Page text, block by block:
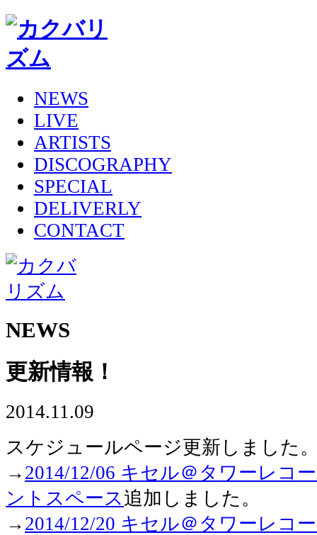
NEWS
LIVE
ARTISTS
DISCOGRAPHY
SPECIAL
DELIVERLY
CONTACT
NEWS
更新情報！
2014.11.09
スケジュールページ更新しました
→ 2014/12/06 キセル＠タワーレコ
ントスペース追加しました。
→ 2014/12/20 キセル＠タワーレコ